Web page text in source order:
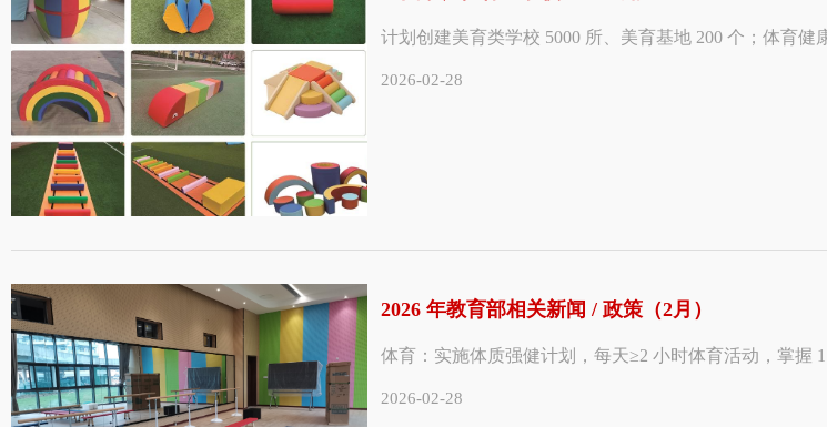
计划创建美育类学校 5000 所、美育基地 200 个；体育健
2026-02-28
2026 年教育部相关新闻 / 政策（2月）
体育：实施体质强健计划，每天≥2 小时体育活动，掌
2026-02-28